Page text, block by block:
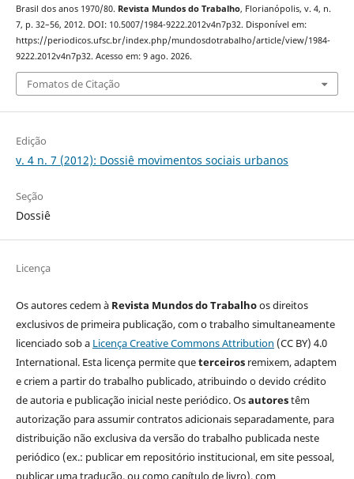
Brasil dos anos 1970/80. Revista Mundos do Trabalho, Florianópolis, v. 4, n.
7, p. 32–56, 2012. DOI: 10.5007/1984-9222.2012v4n7p32. Disponível em:
https://periodicos.ufsc.br/index.php/mundosdotrabalho/article/view/1984-
9222.2012v4n7p32. Acesso em: 9 ago. 2026.
Fomatos de Citação
Edição
v. 4 n. 7 (2012): Dossiê movimentos sociais urbanos
Seção
Dossiê
Licença
Os autores cedem à Revista Mundos do Trabalhoos direitos
exclusivos de primeira publicação, com o trabalho simultaneamente
licenciado sob a Licença Creative Commons Attribution (CC BY) 4.0
International. Esta licença permite queterceirosremixem, adaptem
e criem a partir do trabalho publicado, atribuindo o devido crédito
de autoria e publicação inicial neste periódico. Osautorestêm
autorização para assumir contratos adicionais separadamente, para
distribuição não exclusiva da versão do trabalho publicada neste
periódico (ex.: publicar em repositório institucional, em site pessoal,
publicar uma tradução, ou como capítulo de livro), com